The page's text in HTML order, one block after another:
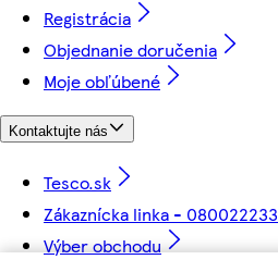
Registrácia
Objednanie doručenia
Moje obľúbené
Kontaktujte nás
Tesco.sk
Zákaznícka linka -
Výber obchodu